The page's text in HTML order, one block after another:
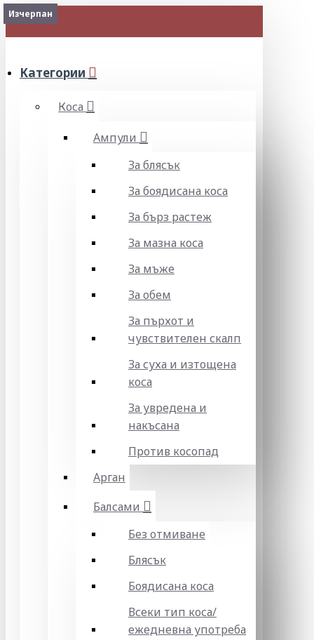
МЕНЮ
Категории
Коса
Ампули
За блясък
За боядисана коса
За бърз растеж
За мазна коса
За мъже
За обем
За пърхот и
чувствителен скалп
За суха и изтощена
коса
За увредена и
накъсана
Против косопад
Арган
Балсами
Без отмиване
Блясък
Боядисана коса
Всеки тип коса/
ежедневна употреба
Изчерпан
Изчерпан
Изчерпан